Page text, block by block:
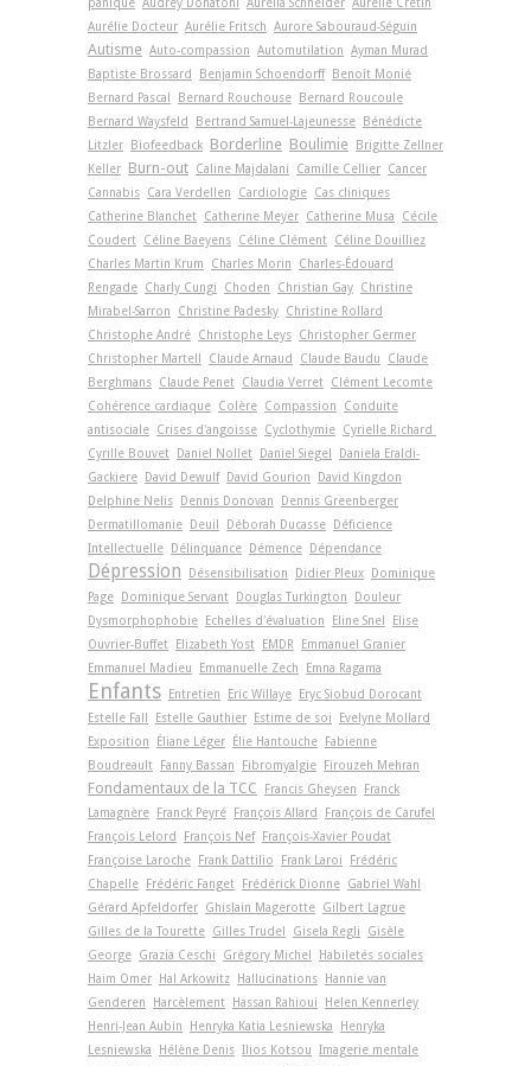
panique Audrey Donatoni Aurélia Schneider Aurélie Crétin
Aurélie Docteur Aurélie Fritsch Aurore Sabouraud-Séguin
Autisme Auto-compassion Automutilation Ayman Murad
Baptiste Brossard
Benjamin Schoendorff
Benoît Monié
Bernard Pascal
Bernard Rouchouse
Bernard Roucoule
Bernard Waysfeld
Bertrand Samuel-Lajeunesse
Bénédicte
Litzler
Biofeedback Borderline Boulimie
Brigitte Zellner
Keller Burn-out Caline Majdalani Camille Cellier Cancer
Cannabis Cara Verdellen Cardiologie Cas cliniques
Catherine Blanchet Catherine Meyer Catherine Musa
Cécile
Coudert Céline Baeyens Céline Clément Céline Douilliez
Charles Martin Krum
Charles Morin
Charles-Édouard
Rengade Charly Cungi Choden Christian Gay Christine
Mirabel-Sarron
Christine Padesky Christine Rollard
Christophe André Christophe Leys Christopher Germer
Christopher Martell
Claude Arnaud Claude Baudu
Claude
Berghmans Claude Penet Claudia Verret Clément Lecomte
Cohérence cardiaque Colère Compassion
Conduite
antisociale Crises d'angoisse Cyclothymie Cyrielle Richard
Cyrille Bouvet
Daniel Nollet Daniel Siegel
Daniela Eraldi-
Gackiere
David Dewulf David Gourion
David Kingdon
Delphine Nelis
Dennis Donovan
Dennis Greenberger
Dermatillomanie
Deuil Déborah Ducasse
Déficience
Intellectuelle
Délinquance Démence Dépendance
Dépression Désensibilisation Didier Pleux
Dominique
Page
Dominique Servant Douglas Turkington
Douleur
Dysmorphophobie
Echelles d'évaluation Eline Snel
Elise
Ouvrier-Buffet
Elizabeth Yost EMDR
Emmanuel Granier
Emmanuel Madieu
Emmanuelle Zech Emna Ragama
Enfants Entretien Eric Willaye
Eryc Siobud Dorocant
Estelle Fall
Estelle Gauthier Estime de soi
Evelyne Mollard
Exposition
Éliane Léger Élie Hantouche
Fabienne
Boudreault
Fanny Bassan Fibromyalgie Firouzeh Mehran
Fondamentaux de la TCC Francis Gheysen
Franck
Lamagnère
Franck Peyré François Allard
François de Carufel
François Lelord
François Nef
François-Xavier Poudat
Françoise Laroche
Frank Dattilio Frank Laroi
Frédéric
Chapelle
Frédéric Fanget Frédérick Dionne Gabriel Wahl
Gérard Apfeldorfer Ghislain Magerotte Gilbert Lagrue
Gilles de la Tourette Gilles Trudel Gisela Regli
Gisèle
George Grazia Ceschi Grégory Michel
Habiletés sociales
Haim Omer
Hal Arkowitz Hallucinations
Hannie van
Genderen
Harcèlement Hassan Rahioui
Helen Kennerley
Henri-Jean Aubin
Henryka Katia Lesniewska
Henryka
Lesniewska
Hélène Denis Ilios Kotsou Imagerie mentale